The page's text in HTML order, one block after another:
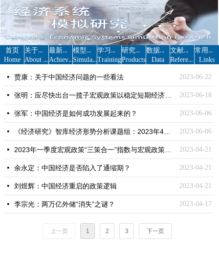
首页 关于我们 最新成果 模型资料 学习资料 研究成果 数据资料 文献资料 常用链接
Home About us Achievement SimulationTrainingProducts Data Reference Links
2023-06-22
넷 贾康：关于中国经济问题的一些看法
2023-06-18
넷
2023-06-06
넷 张军：中国经济是如何成功发展起来的？
2023-06-06
넷
2023-04-21
넷
2023-04-21
넷 余永定：中国经济是否陷入了通缩期？
2023-04-21
넷 刘煜辉：中国经济重启的政策逻辑
2023-04-17
넷 李宗光：两万亿外储“消失”之谜？
上一页 1 2 3 下一页